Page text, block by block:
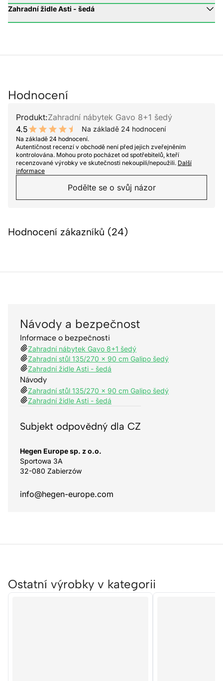
Zahradní židle Asti - šedá
Hodnocení
Produkt:Zahradní nábytek Gavo 8+1 šedý
4.5
9 out of 10 stars
Na základě 24 hodnocení
Na základě 24 hodnocení.
Autentičnost recenzí v obchodě není před jejich zveřejněním
kontrolována. Mohou proto pocházet od spotřebitelů, kteří
recenzované výrobky ve skutečnosti nekoupili/nepoužili. Další
informace
Podělte se o svůj názor
Hodnocení zákazníků (24)
Návody a bezpečnost
Informace o bezpečnosti
Zahradní nábytek Gavo 8+1 šedý
Zahradní stůl 135/270 x 90 cm Galipo šedý
Zahradní židle Asti - šedá
Návody
Zahradní stůl 135/270 x 90 cm Galipo šedý
Zahradní židle Asti - šedá
Subjekt odpovědný dla CZ
Hegen Europe sp. z o.o.
Sportowa 3A
32-080 Zabierzów
info@hegen-europe.com
Ostatní výrobky v kategorii